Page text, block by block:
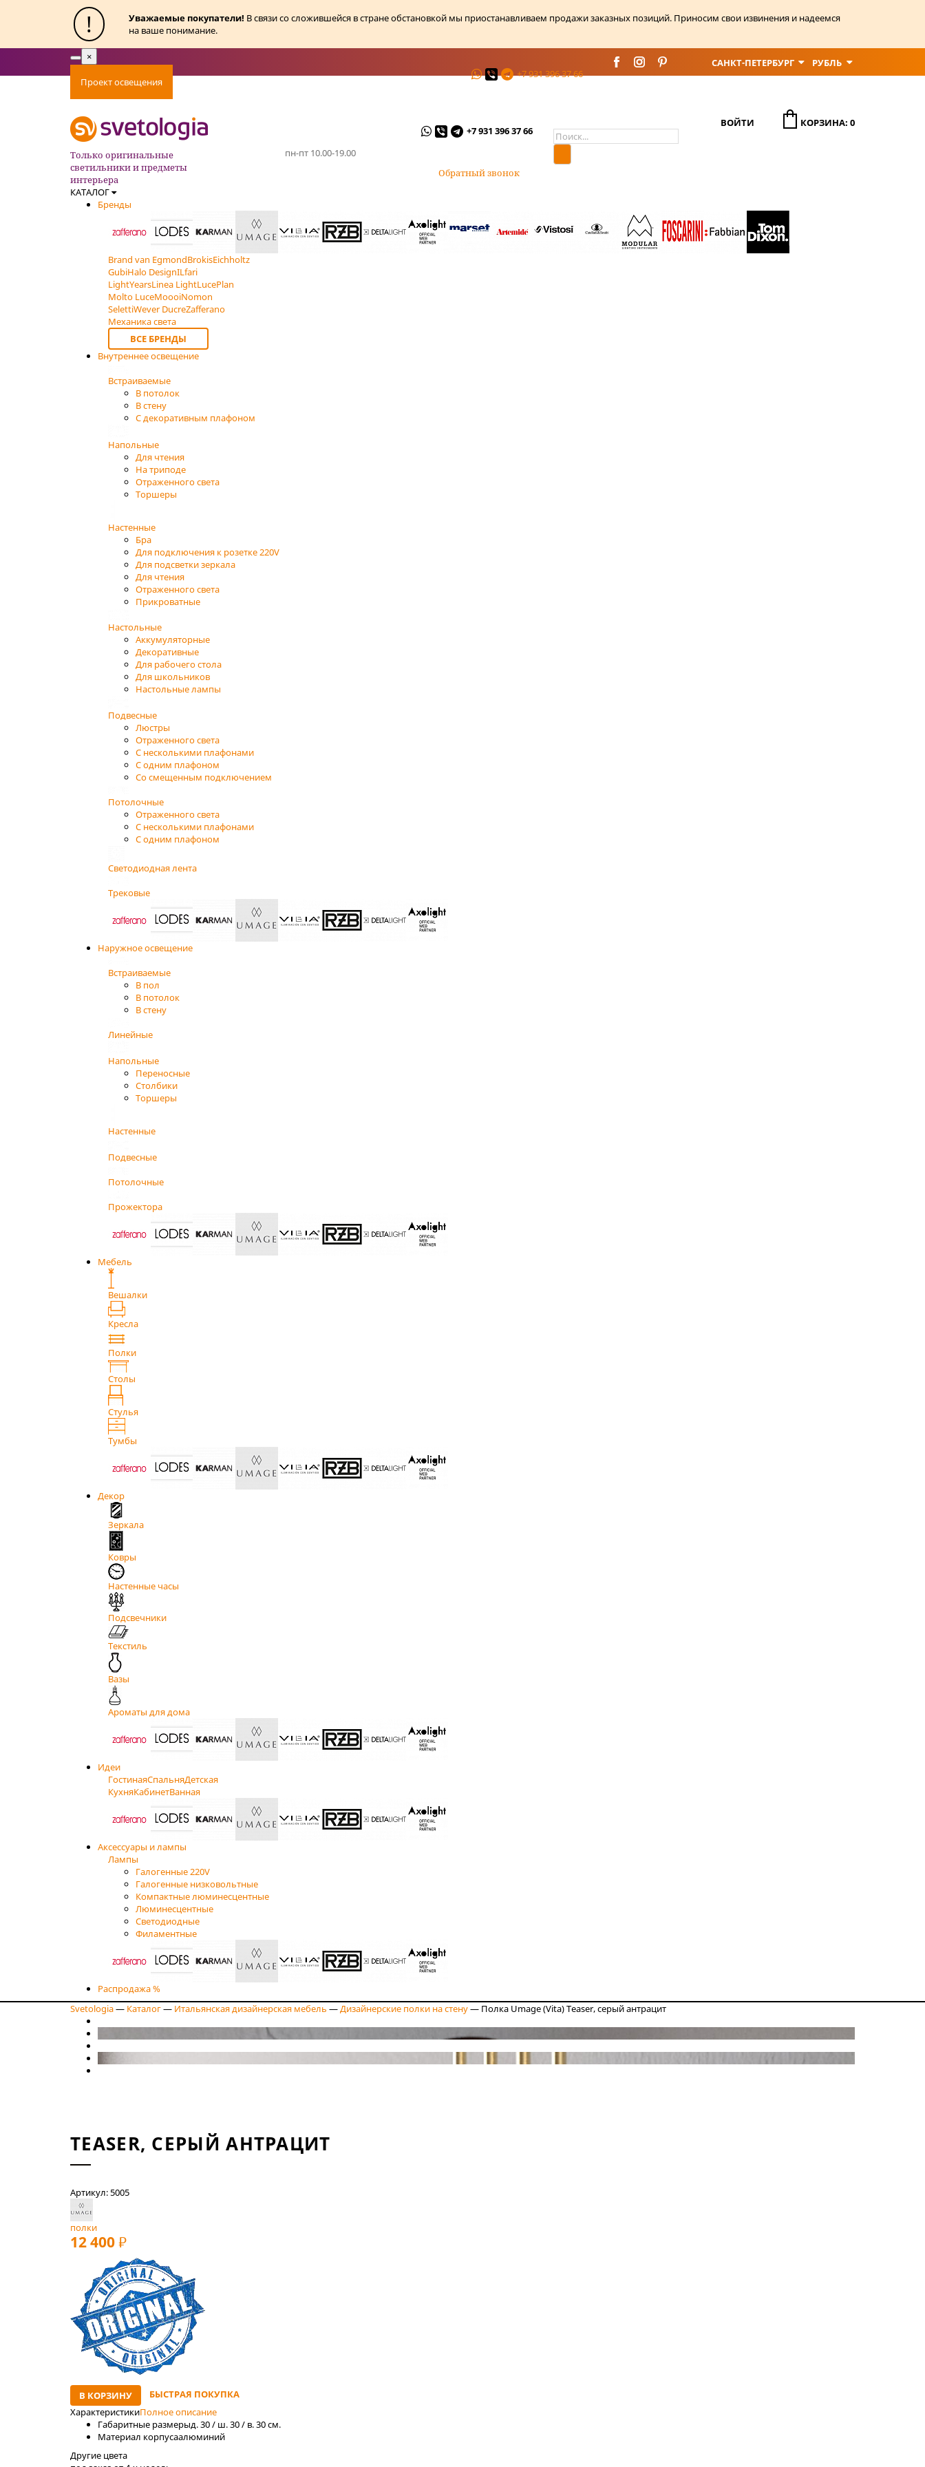
! Уважаемые покупатели! В связи со сложившейся в стране обстановкой мы приостанавливаем продажи заказных позиций. Приносим свои извинения и надеемся
на ваше понимание.
Toggle
×
Проект освещения
+7 931 396 37 66
САНКТ-ПЕТЕРБУРГ РУБЛЬ
Только оригинальные
светильники и предметы
интерьера
пн-пт 10.00-19.00
+7 931 396 37 66
Обратный звонок
ВОЙТИ КОРЗИНА: 0
КАТАЛОГ
Бренды
Brand van EgmondBrokisEichholtz
GubiHalo DesignILfari
LightYearsLinea LightLucePlan
Molto LuceMoooiNomon
SelettiWever DucreZafferano
Механика света
ВСЕ БРЕНДЫ
Внутреннее освещение
Встраиваемые
В потолок
В стену
С декоративным плафоном
Напольные
Для чтения
На триподе
Отраженного света
Торшеры
Настенные
Бра
Для подключения к розетке 220V
Для подсветки зеркала
Для чтения
Отраженного света
Прикроватные
Настольные
Аккумуляторные
Декоративные
Для рабочего стола
Для школьников
Настольные лампы
Подвесные
Люстры
Отраженного света
С несколькими плафонами
С одним плафоном
Со смещенным подключением
Потолочные
Отраженного света
С несколькими плафонами
С одним плафоном
Светодиодная лента
Трековые
Наружное освещение
Встраиваемые
В пол
В потолок
В стену
Линейные
Напольные
Переносные
Столбики
Торшеры
Настенные
Подвесные
Потолочные
Прожектора
Мебель
Вешалки
Кресла
Полки
Столы
Стулья
Тумбы
Декор
Зеркала
Ковры
Настенные часы
Подсвечники
Текстиль
Вазы
Ароматы для дома
Идеи
ГостинаяСпальняДетская
КухняКабинетВанная
Аксессуары и лампы
Лампы
Галогенные 220V
Галогенные низковольтные
Компактные люминесцентные
Люминесцентные
Светодиодные
Филаментные
Распродажа %
Svetologia— Каталог— Итальянская дизайнерская мебель — Дизайнерские полки на стену— Полка Umage (Vita) Teaser, серый антрацит
TEASER, СЕРЫЙ АНТРАЦИТ
Артикул: 5005
полки
12 400 РУБ
В КОРЗИНУ
БЫСТРАЯ ПОКУПКА
ХарактеристикиПолное описание
Габаритные размерыд. 30 / ш. 30 / в. 30 см.
Материал корпусаалюминий
Другие цвета